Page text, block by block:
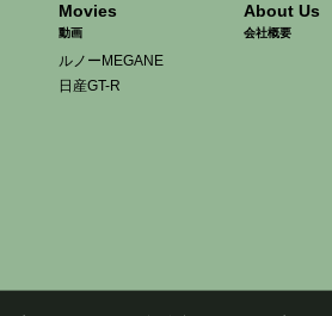
Movies
動画
ルノーMEGANE
日産GT-R
About Us
会社概要